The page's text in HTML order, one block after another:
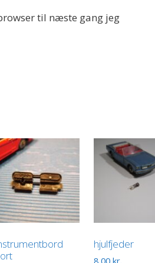
til næste gang jeg
hjulfjeder